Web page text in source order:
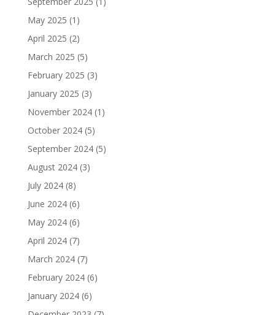
May 2025 (1)
April 2025 (2)
March 2025 (5)
February 2025 (3)
January 2025 (3)
November 2024(1)
October 2024(5)
September 2024(5)
August 2024(3)
July 2024(8)
June 2024(6)
May 2024(6)
April 2024(7)
March 2024(7)
February 2024(6)
January 2024(6)